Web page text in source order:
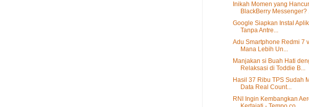
Inikah Momen yang
BlackBerry Messenger?
Google Siapkan Instal
Tanpa Antre...
Adu Smartphone Redmi 7
Mana Lebih Un...
Manjakan si Buah Hati
Relaksasi di Toddie B...
Hasil 37 Ribu TPS Sudah
Data Real Count...
RNI Ingin Kembangkan